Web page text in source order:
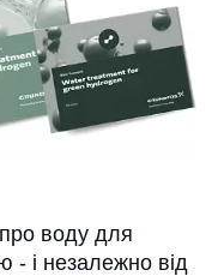
воду для
- і незалежно від